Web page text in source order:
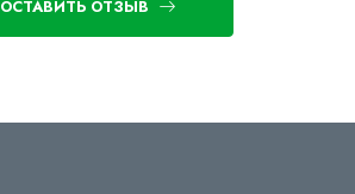
ОСТАВИТЬ ОТЗЫВ